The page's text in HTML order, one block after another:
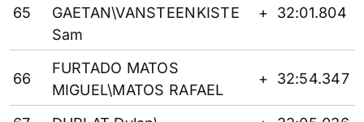
65
GAETAN\VANSTEENKISTE
Sam
+ 32:01.804
66
FURTADO MATOS
MIGUEL\MATOS RAFAEL
+ 32:54.347